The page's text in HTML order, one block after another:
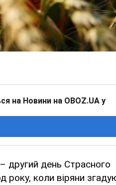
на Новини на OBOZ.UA у
другий день Страсного
року, коли віряни